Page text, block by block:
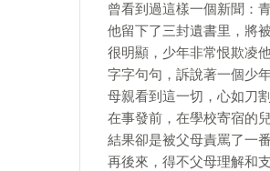
曾看到過這樣一個新聞：
他留下了三封遺書里，將
很明顯，少年非常恨欺凌
字字句句，訴說著一個少
母親看到這一切，心如刀
在事發前，在學校寄宿的
結果卻是被父母責罵了一
再後來，得不父母理解和